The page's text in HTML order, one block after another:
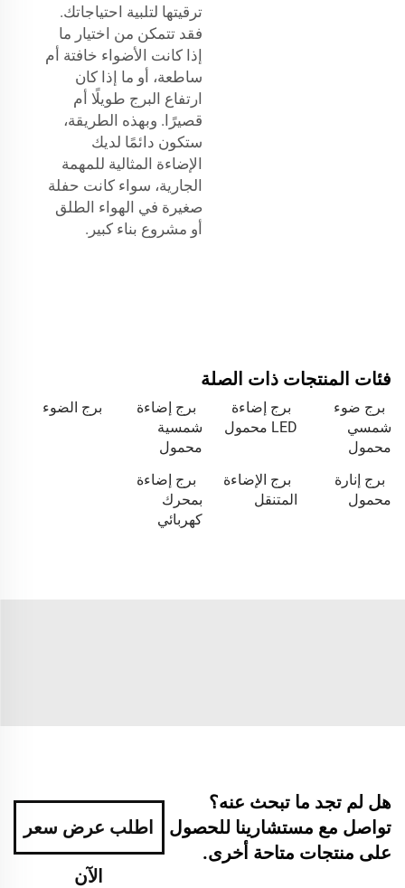
ترقيتها لتلبية احتياجاتك.
فقد تتمكن من اختيار ما
إذا كانت الأضواء خافتة أم
ساطعة، أو ما إذا كان
ارتفاع البرج طويلًا أم
قصيرًا. وبهذه الطريقة،
ستكون دائمًا لديك
الإضاءة المثالية للمهمة
الجارية، سواء كانت حفلة
صغيرة في الهواء الطلق
أو مشروع بناء كبير.
فئات المنتجات ذات الصلة
برج ضوء
شمسي
محمول
برج إضاءة
LED محمول
برج إضاءة
شمسية
محمول
برج الضوء
برج إنارة
محمول
برج الإضاءة
المتنقل
برج إضاءة
بمحرك
كهربائي
هل لم تجد ما تبحث عنه؟
تواصل مع مستشارينا للحصول
على منتجات متاحة أخرى.
اطلب عرض سعر
الآن